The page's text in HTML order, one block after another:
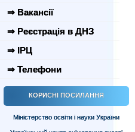
⇒ Вакансії
⇒ Реєстрація в ДНЗ
⇒ ІРЦ
⇒ Телефони
КОРИСНІ ПОСИЛАННЯ
Міністерство освіти і науки України